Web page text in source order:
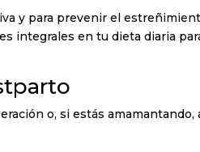
y para prevenir el
integrales en tu dieta diaria
o, si estás amamantando,